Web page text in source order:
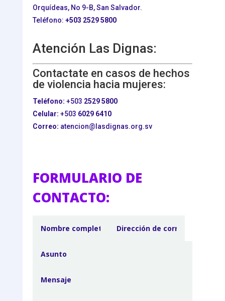
Orquídeas, No 9-B, San Salvador.
Teléfono: +503 2529 5800
Atención Las Dignas:
Contactate en casos de hechos
de violencia hacia mujeres:
Teléfono: +503 2529 5800
Celular: +503 6029 6410
Correo: atencion@lasdignas.org.sv
FORMULARIO DE
CONTACTO: